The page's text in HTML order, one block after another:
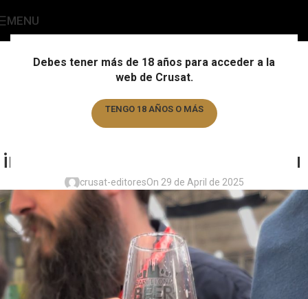
Debes tener más de 18 años para acceder a la
web de Crusat.
TENGO 18 AÑOS O MÁS
MENU Blog Cervecero
Quality Beers en el Barcelona
Beer Festival 2025: tradición,
innovación y pasión cervecera
crusat-editoresOn 29 de April de 2025